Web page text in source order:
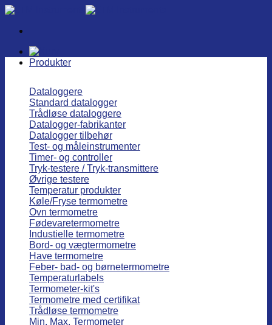
Fortsæt
indhold
Produkter
Dataloggere
Standard datalogger
Trådløse dataloggere
Datalogger-fabrikanter
Datalogger tilbehør
Test- og måleinstrumenter
Timer- og controller
Tryk-testere / Tryk-transmittere
Øvrige testere
Temperatur produkter
Køle/Fryse termometre
Ovn termometre
Fødevaretermometre
Industielle termometre
Bord- og vægtermometre
Have termometre
Feber- bad- og børnetermometre
Temperaturlabels
Termometer-kit's
Termometre med certifikat
Trådløse termometre
Min. Max. Termometer